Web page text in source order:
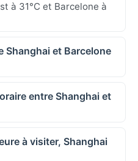
à 31°C et Barcelone à
Shanghai et Barcelone
entre Shanghai et
à visiter, Shanghai